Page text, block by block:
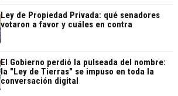
Ley de Propiedad Privada: qué senadores
votaron a favor y cuáles en contra
El Gobierno perdió la pulseada del nombre:
la "Ley de Tierras" se impuso en toda la
conversación digital